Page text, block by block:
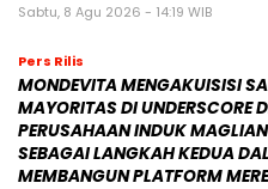
Sabtu, 8 Agu 2026 - 14:19 WIB
Pers Rilis
MONDEVITA MENGAKUISISI
MAYORITAS DI UNDERSCORE
PERUSAHAAN INDUK
SEBAGAI LANGKAH KEDUA
MEMBANGUN PLATFORM